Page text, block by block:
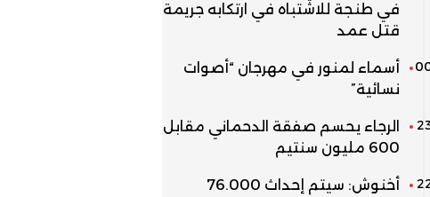
في طنجة للاشتباه في ارتكابه جريمة
قتل عمد
أسماء لمنور في مهرجان “أصوات
نسائية”
الرجاء يحسم صفقة الدحماني مقابل
600 مليون سنتيم
أخنوش: سيتم إحداث 76.000